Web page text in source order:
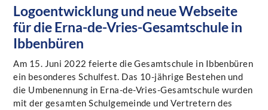
Logoentwicklung und neue Webseite
für die Erna-de-Vries-Gesamtschule in
Ibbenbüren
Am 15. Juni 2022 feierte die Gesamtschule in Ibbenbüren
ein besonderes Schulfest. Das 10-jährige Bestehen und
die Umbenennung in Erna-de-Vries-Gesamtschule wurden
mit der gesamten Schulgemeinde und Vertretern des